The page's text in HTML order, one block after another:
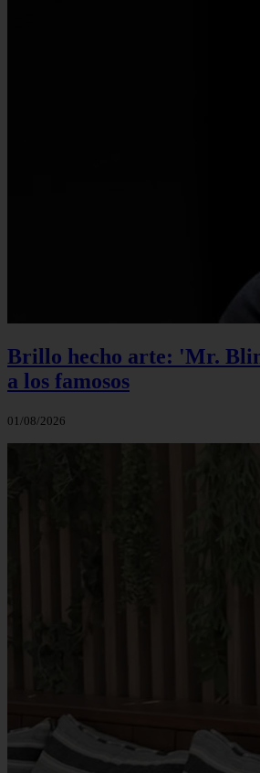
Brillo hecho arte: 'Mr.
a los famosos
01/08/2026